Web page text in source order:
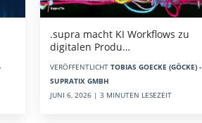
.supra macht KI Workflows zu
digitalen Produ…
VERÖFFENTLICHT TOBIAS GOECKE (GÖCKE) -
SUPRATIX GMBH
JUNI 6, 2026 | 3 MINUTEN LESEZEIT